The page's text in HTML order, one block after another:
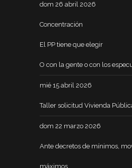
dom 26 abril 2026
Concentración
El PP tiene que elegir
O con la gente o con los
mié 15 abril 2026
Taller solicitud Vivienda
dom 22 marzo 2026
Ante decretos de mínimos,
máximos